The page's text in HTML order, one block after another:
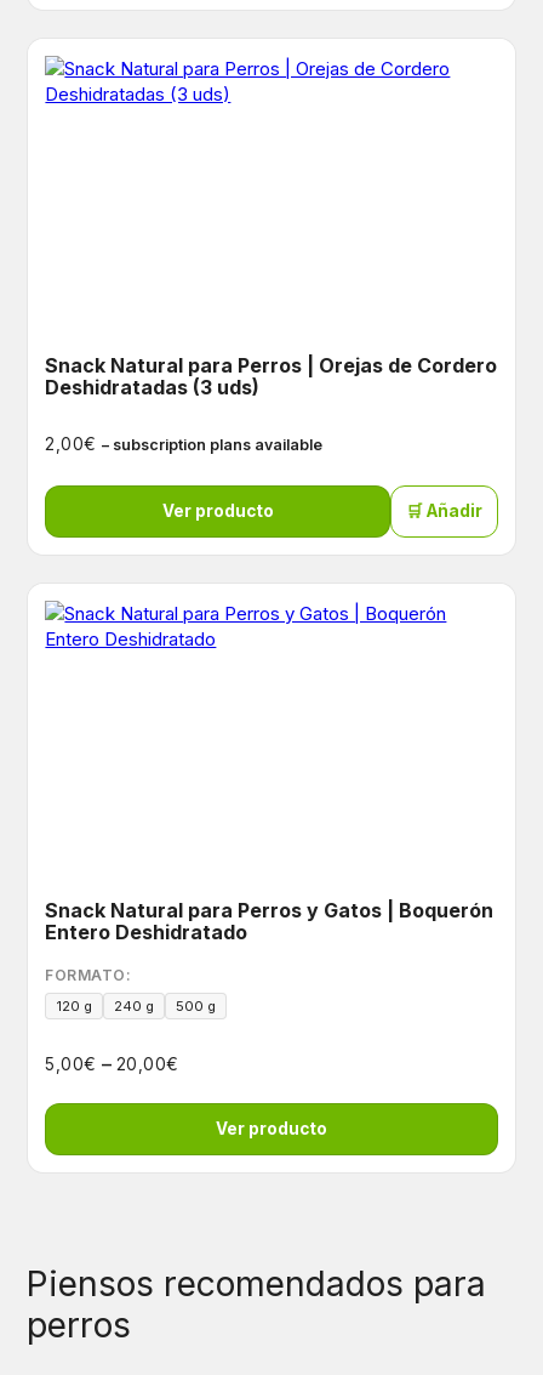
Snack Natural para Perros | Orejas de Cordero
Deshidratadas (3 uds)
2,00€ – subscription plans available
Ver producto 🛒 Añadir
Snack Natural para Perros y Gatos | Boquerón
Entero Deshidratado
FORMATO:
120 g 240 g 500 g
5,00€ – 20,00€
Ver producto
Piensos recomendados para
perros